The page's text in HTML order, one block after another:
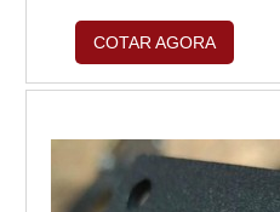
questão é serviço de
acessível, com
especializados da
gera crescimento
CORTE A LASER
ACESSÍVELA Vo...
COTAR AGORA